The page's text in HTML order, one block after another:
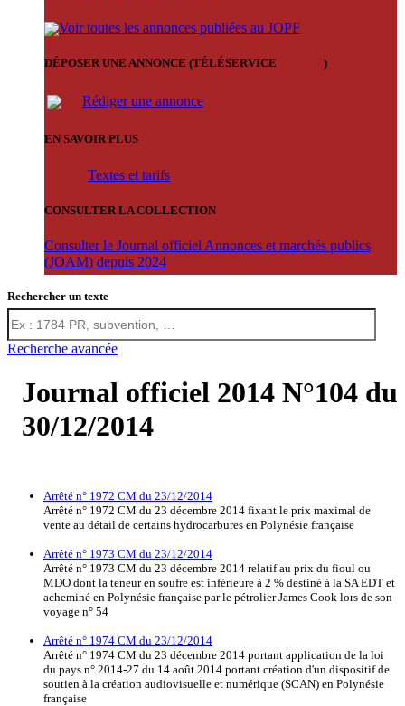
Voir toutes les annonces publiées au JOPF
DÉPOSER UNE ANNONCE (TÉLÉSERVICE )
Rédiger une annonce
EN SAVOIR PLUS
Textes et tarifs
CONSULTER LA COLLECTION
Consulter le Journal officiel Annonces et marchés publics
(JOAM) depuis 2024
Rechercher un texte
Recherche avancée
Journal officiel 2014 N°104 du
30/12/2014
Arrêté n° 1972 CM du 23/12/2014
Arrêté n° 1972 CM du 23 décembre 2014 fixant le prix maximal de
vente au détail de certains hydrocarbures en Polynésie française
Arrêté n° 1973 CM du 23/12/2014
Arrêté n° 1973 CM du 23 décembre 2014 relatif au prix du fioul ou
MDO dont la teneur en soufre est inférieure à 2 % destiné à la SA EDT et
acheminé en Polynésie française par le pétrolier James Cook lors de son
voyage n° 54
Arrêté n° 1974 CM du 23/12/2014
Arrêté n° 1974 CM du 23 décembre 2014 portant application de la loi
du pays n° 2014-27 du 14 août 2014 portant création d'un dispositif de
soutien à la création audiovisuelle et numérique (SCAN) en Polynésie
française